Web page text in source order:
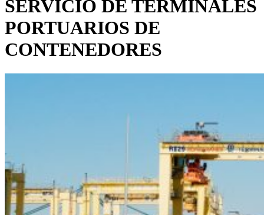
SERVICIO DE TERMINALES
PORTUARIOS DE
CONTENEDORES